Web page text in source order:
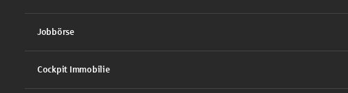
Jobbörse
Cockpit Immobilie